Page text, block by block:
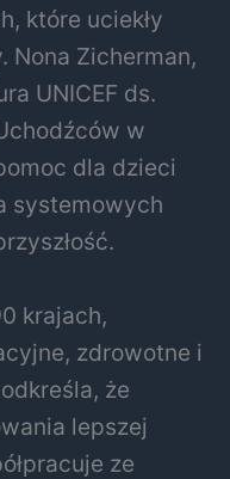
które uciekły
Nona Zicherman,
UNICEF ds.
w
dla dzieci
systemowych
krajach,
zdrowotne i
że
lepszej
ze